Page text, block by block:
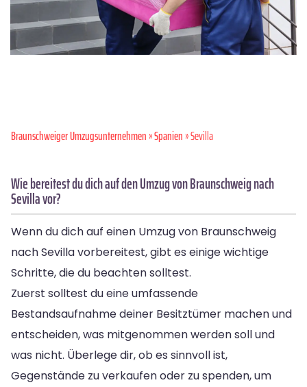
Braunschweiger Umzugsunternehmen»Spanien» Sevilla
Wie bereitest du dich auf den Umzug von Braunschweig nach
Sevilla vor?
Wenn du dich auf einen Umzug von Braunschweig
nach Sevilla vorbereitest, gibt es einige wichtige
Schritte, die du beachten solltest.
Zuerst solltest du eine umfassende
Bestandsaufnahme deiner Besitztümer machen und
entscheiden, was mitgenommen werden soll und
was nicht. Überlege dir, ob es sinnvoll ist,
Gegenstände zu verkaufen oder zu spenden, um